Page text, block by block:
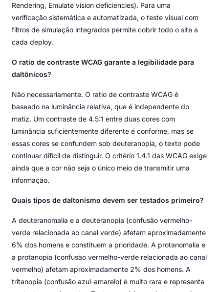
Rendering, Emulate vision deficiencies). Para uma
verificação sistemática e automatizada, o teste visual com
filtros de simulação integrados permite cobrir todo o site a
cada deploy.
O ratio de contraste WCAG garante a legibilidade para
daltônicos?
Não necessariamente. O ratio de contraste WCAG é
baseado na luminância relativa, que é independente do
matiz. Um contraste de 4.5:1 entre duas cores com
luminância suficientemente diferente é conforme, mas se
essas cores se confundem sob deuteranopia, o texto pode
continuar difícil de distinguir. O critério 1.4.1 das WCAG exige
ainda que a cor não seja o único meio de transmitir uma
informação.
Quais tipos de daltonismo devem ser testados primeiro?
A deuteranomalia e a deuteranopia (confusão vermelho-
verde relacionada ao canal verde) afetam aproximadamente
6% dos homens e constituem a prioridade. A protanomalia e
a protanopia (confusão vermelho-verde relacionada ao canal
vermelho) afetam aproximadamente 2% dos homens. A
tritanopia (confusão azul-amarelo) é muito rara e representa